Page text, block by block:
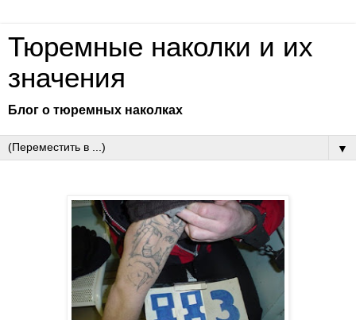
Тюремные наколки и их
значения
Блог о тюремных наколках
▼